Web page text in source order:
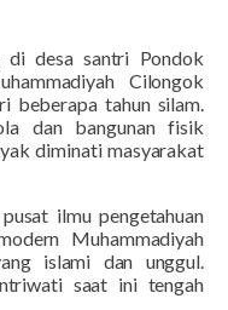
di desa santri Pondok
Cilongok
beberapa tahun silam.
dan bangunan fisik
diminati masyarakat
ilmu pengetahuan
Muhammadiyah
islami dan unggul.
saat ini tengah